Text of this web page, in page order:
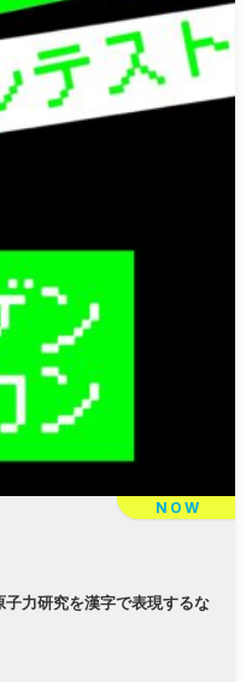
NOW
力研究を漢字で表現するな